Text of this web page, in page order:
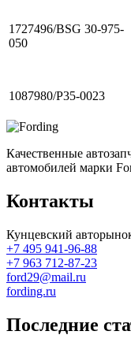
1727496/BSG 30-975-
050
1087980/P35-0023
Качественные
автомобилей марки
Контакты
Кунцевский
+7 495 941-96-88
+7 963 712-87-23
ford29@mail.ru
fording.ru
Последние